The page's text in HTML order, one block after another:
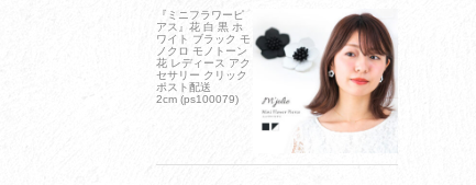
『ミニフラワーピ
アス』花 白 黒 ホ
ワイト ブラック モ
ノクロ モノトーン
花 レディース アク
セサリー クリック
ポスト配送
2cm (ps100079)